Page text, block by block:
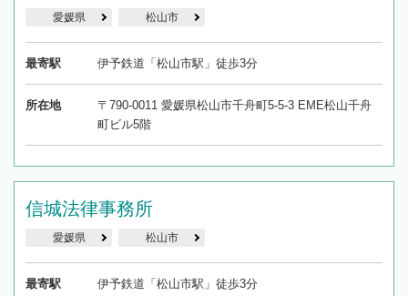
愛媛県 松山市
最寄駅 伊予鉄道「松山市駅」徒歩3分
所在地
〒790-0011 愛媛県松山市千舟町5-5-3 EME松山千舟
町ビル5階
信城法律事務所
愛媛県 松山市
最寄駅 伊予鉄道「松山市駅」徒歩3分